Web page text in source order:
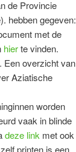
de Provincie
hebben gegeven:
met de
hierte vinden.
Een overzicht van
Aziatische
worden
vaak in blinde
deze link met ook
printen is een